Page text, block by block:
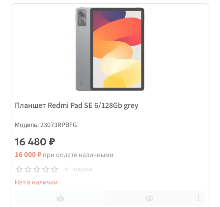
Планшет Redmi Pad SE 6/128Gb grey
Модель: 23073RPBFG
16 480 ₽
16 000 ₽ при оплате наличными
Нет отзывов
Нет в наличии